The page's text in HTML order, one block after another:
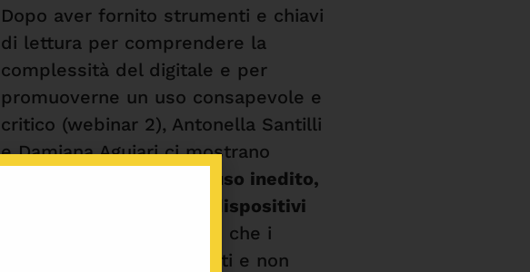
Dopo aver fornito strumenti e chiavi
di lettura per comprendere la
complessità del digitale e per
promuoverne un uso consapevole e
critico (webinar 2), Antonella Santilli
e Damiana Aguiari ci mostrano
sperimentare un uso inedito,
dei dispositivi
, in modo che i
bambini vengano coinvolti e non